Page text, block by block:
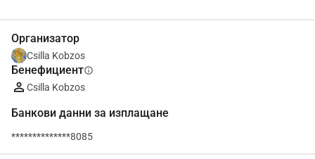
Организатор
Csilla Kobzos
Бенефициентinfo
Csilla Kobzos
Банкови данни за изплащане
**************8085